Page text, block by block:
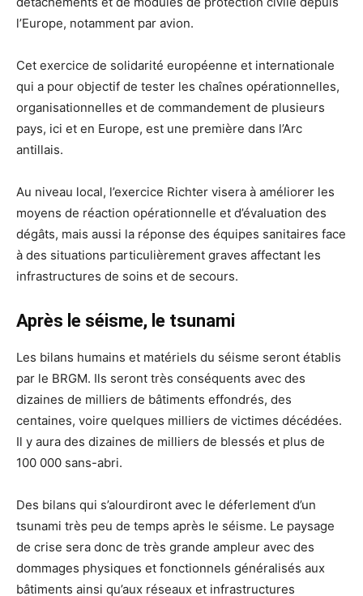
l’Europe, notamment par avion.
Cet exercice de solidarité européenne et internationale
qui a pour objectif de tester les chaînes opérationnelles,
organisationnelles et de commandement de plusieurs
pays, ici et en Europe, est une première dans l’Arc
antillais.
Au niveau local, l’exercice Richter visera à améliorer les
moyens de réaction opérationnelle et d’évaluation des
dégâts, mais aussi la réponse des équipes sanitaires face
à des situations particulièrement graves affectant les
infrastructures de soins et de secours.
Après le séisme, le tsunami
Les bilans humains et matériels du séisme seront établis
par le BRGM. Ils seront très conséquents avec des
dizaines de milliers de bâtiments effondrés, des
centaines, voire quelques milliers de victimes décédées.
Il y aura des dizaines de milliers de blessés et plus de
100 000 sans-abri.
Des bilans qui s’alourdiront avec le déferlement d’un
tsunami très peu de temps après le séisme. Le paysage
de crise sera donc de très grande ampleur avec des
dommages physiques et fonctionnels généralisés aux
bâtiments ainsi qu’aux réseaux et infrastructures